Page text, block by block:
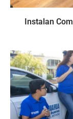
Instalan